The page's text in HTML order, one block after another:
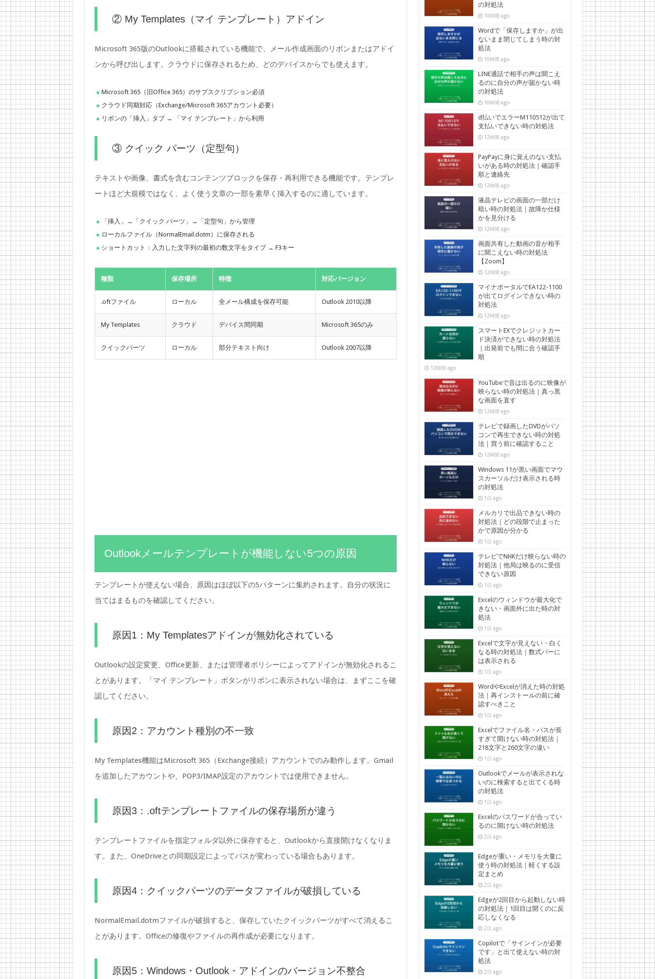
② My Templates（マイ テンプレート）アドイン
Microsoft 365版のOutlookに搭載されている機能で、メール作成画面のリボンまたはアドイ
ンから呼び出します。クラウドに保存されるため、どのデバイスからでも使えます。
Microsoft 365（旧Office 365）のサブスクリプション必須
クラウド同期対応（Exchange/Microsoft 365アカウント必要）
リボンの「挿入」タブ → 「マイ テンプレート」から利用
③ クイック パーツ（定型句）
テキストや画像、書式を含むコンテンツブロックを保存・再利用できる機能です。テンプレ
ートほど大規模ではなく、よく使う文章の一部を素早く挿入するのに適しています。
「挿入」→「クイック パーツ」→「定型句」から管理
ローカルファイル（NormalEmail.dotm）に保存される
ショートカット：入力した文字列の最初の数文字をタイプ → F3キー
種類 保存場所 特徴 対応バージョン
.oftファイル ローカル 全メール構成を保存可能 Outlook 2010以降
My Templates クラウド デバイス間同期 Microsoft 365のみ
クイックパーツ ローカル 部分テキスト向け Outlook 2007以降
Outlookメールテンプレートが機能しない5つの原因
テンプレートが使えない場合、原因はほぼ以下の5パターンに集約されます。自分の状況に
当てはまるものを確認してください。
原因1：My Templatesアドインが無効化されている
Outlookの設定変更、Office更新、または管理者ポリシーによってアドインが無効化されるこ
とがあります。「マイ テンプレート」ボタンがリボンに表示されない場合は、まずここを確
認してください。
原因2：アカウント種別の不一致
My Templates機能はMicrosoft 365（Exchange接続）アカウントでのみ動作します。Gmail
を追加したアカウントや、POP3/IMAP設定のアカウントでは使用できません。
原因3：.oftテンプレートファイルの保存場所が違う
テンプレートファイルを指定フォルダ以外に保存すると、Outlookから直接開けなくなりま
す。また、OneDriveとの同期設定によってパスが変わっている場合もあります。
原因4：クイックパーツのデータファイルが破損している
NormalEmail.dotmファイルが破損すると、保存していたクイックパーツがすべて消えるこ
とがあります。Officeの修復やファイルの再作成が必要になります。
原因5：Windows・Outlook・アドインのバージョン不整合
の対処法
10時間 ago
Wordで「保存しますか」が出
ないまま閉じてしまう時の対
処法
10時間 ago
LINE通話で相手の声は聞こえ
るのに自分の声が届かない時
の対処法
10時間 ago
d払いでエラーM110512が出て
支払いできない時の対処法
12時間 ago
PayPayに身に覚えのない支払
いがある時の対処法｜確認手
順と連絡先
12時間 ago
液晶テレビの画面の一部だけ
暗い時の対処法｜故障か仕様
かを見分ける
12時間 ago
画面共有した動画の音が相手
に聞こえない時の対処法
【Zoom】
12時間 ago
マイナポータルでEA122-1100
が出てログインできない時の
対処法
12時間 ago
スマートEXでクレジットカー
ド決済ができない時の対処法
｜出発前でも間に合う確認手
順
12時間 ago
YouTubeで音は出るのに映像が
映らない時の対処法｜真っ黒
な画面を直す
12時間 ago
テレビで録画したDVDがパソ
コンで再生できない時の対処
法｜買う前に確認すること
12時間 ago
Windows 11が黒い画面でマウ
スカーソルだけ表示される時
の対処法
1日 ago
メルカリで出品できない時の
対処法｜どの段階で止まった
かで原因が分かる
1日 ago
テレビでNHKだけ映らない時の
対処法｜他局は映るのに受信
できない原因
1日 ago
Excelのウィンドウが最大化で
きない・画面外に出た時の対
処法
1日 ago
Excelで文字が見えない・白く
なる時の対処法｜数式バーに
は表示される
1日 ago
WordやExcelが消えた時の対処
法｜再インストールの前に確
認すべきこと
1日 ago
Excelでファイル名・パスが長
すぎて開けない時の対処法｜
218文字と260文字の違い
1日 ago
Outlookでメールが表示されな
いのに検索すると出てくる時
の対処法
1日 ago
Excelのパスワードが合ってい
るのに開けない時の対処法
2日 ago
Edgeが重い・メモリを大量に
使う時の対処法｜軽くする設
定まとめ
2日 ago
Edgeが2回目から起動しない時
の対処法｜1回目は開くのに反
応しなくなる
2日 ago
Copilotで「サインインが必要
です」と出て使えない時の対
処法
2日 ago